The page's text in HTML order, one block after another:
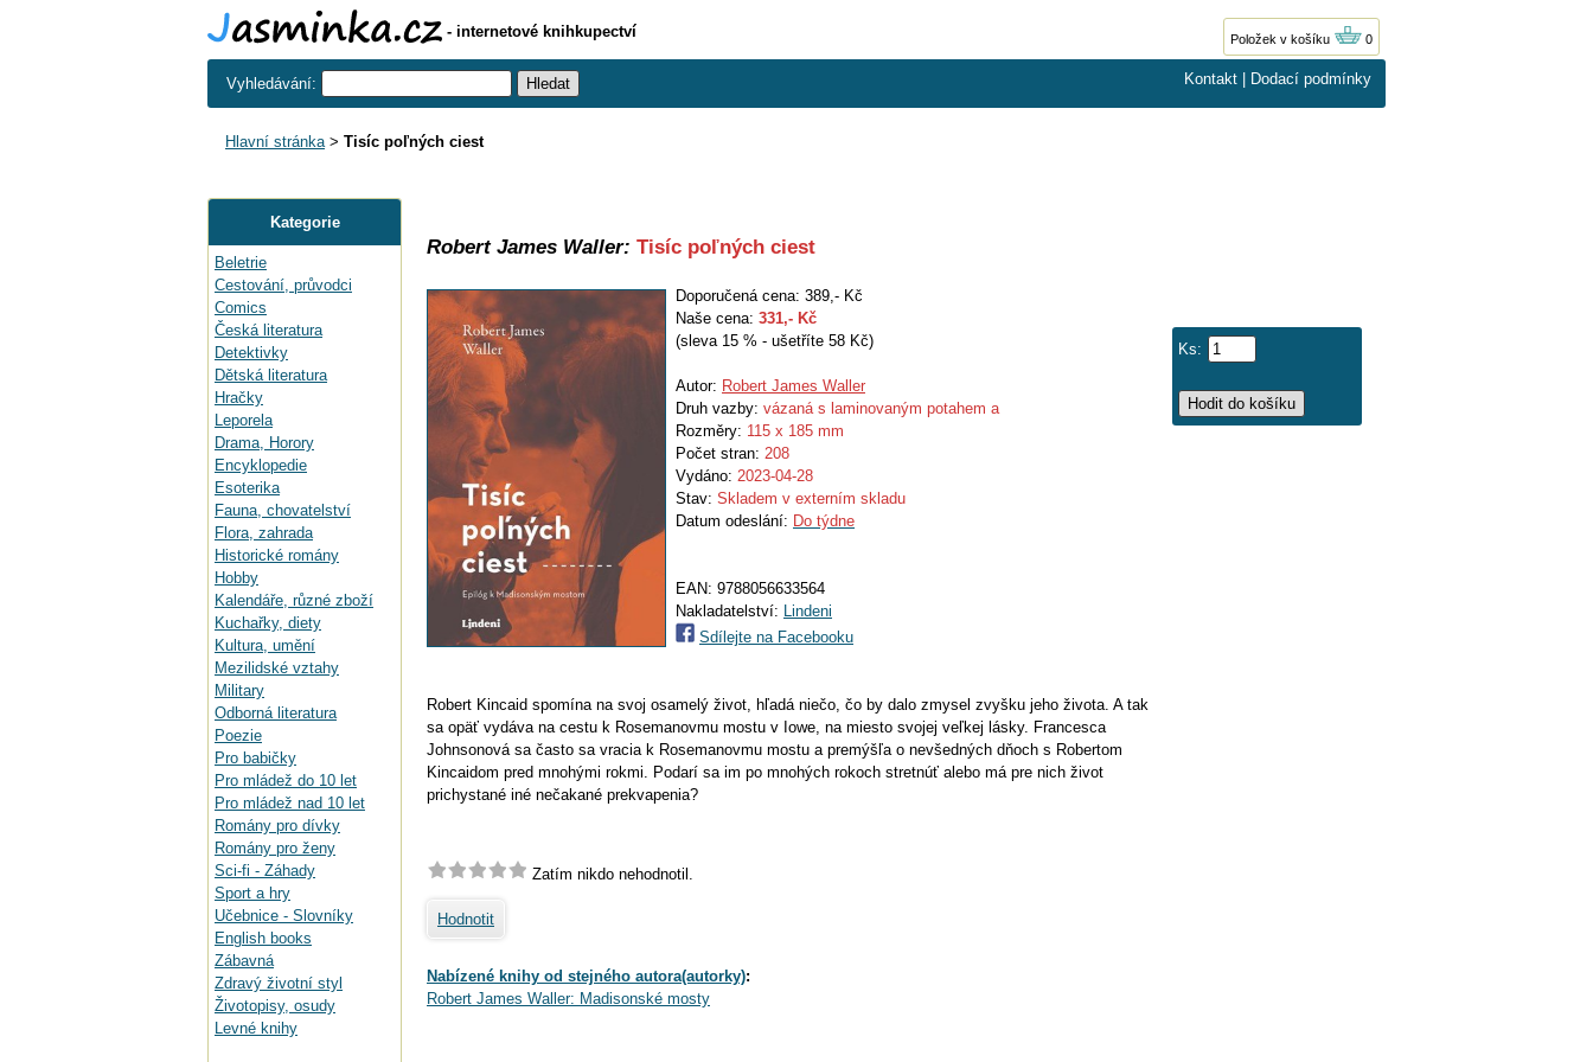
- internetové knihkupectví Položek v košíku 0
Vyhledávání: Kontakt Dodací podmínky
Hlavní stránka> Tisíc poľných ciest
Kategorie
Beletrie
Cestování, průvodci
Comics
Česká literatura
Detektivky
Dětská literatura
Hračky
Leporela
Drama, Horory
Encyklopedie
Esoterika
Fauna, chovatelství
Flora, zahrada
Historické romány
Hobby
Kalendáře, různé zboží
Kuchařky, diety
Kultura, umění
Mezilidské vztahy
Military
Odborná literatura
Poezie
Pro babičky
Pro mládež do 10 let
Pro mládež nad 10 let
Romány pro dívky
Romány pro ženy
Sci-fi - Záhady
Sport a hry
Učebnice - Slovníky
English books
Zábavná
Zdravý životní styl
Životopisy, osudy
Levné knihy
Robert James Waller: Tisíc poľných ciest
Doporučená cena: 389,- Kč
Naše cena: 331,- Kč
(sleva 15 % - ušetříte 58 Kč)
Autor: Robert James Waller
Druh vazby: vázaná s laminovaným potahem a
Rozměry: 115 x 185 mm
Počet stran: 208
Vydáno: 2023-04-28
Stav: Skladem v externím skladu
Datum odeslání: Do týdne
EAN: 9788056633564
Nakladatelství: Lindeni
Sdílejte na Facebooku
Robert Kincaid spomína na svoj osamelý život, hľadá niečo, čo by dalo zmysel zvyšku jeho života. A tak
sa opäť vydáva na cestu k Rosemanovmu mostu v Iowe, na miesto svojej veľkej lásky. Francesca
Johnsonová sa často sa vracia k Rosemanovmu mostu a premýšľa o nevšedných dňoch s Robertom
Kincaidom pred mnohými rokmi. Podarí sa im po mnohých rokoch stretnúť alebo má pre nich život
prichystané iné nečakané prekvapenia?
Zatím nikdo nehodnotil.
Hodnotit
Nabízené knihy od stejného autora(autorky):
Robert James Waller: Madisonské mosty
Ks: